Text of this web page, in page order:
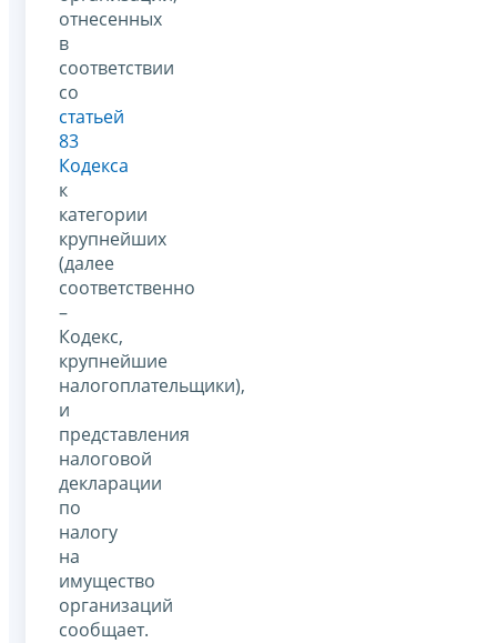
отнесенных
в
соответствии
со
статьей
83
Кодекса
к
категории
крупнейших
(далее
соответственно
–
Кодекс,
крупнейшие
налогоплательщики),
и
представления
налоговой
декларации
по
налогу
на
имущество
организаций
сообщает.